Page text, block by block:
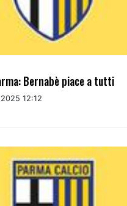
Bernabè piace a tutti
12:12